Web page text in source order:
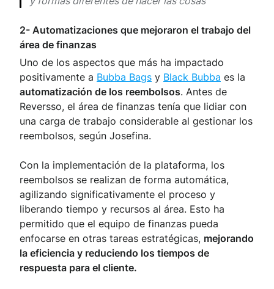
2- Automatizaciones que mejoraron el trabajo del
área de finanzas
Uno de los aspectos que más ha impactado
positivamente a Bubba Bags y Black Bubba es la
automatización de los reembolsos. Antes de
Reversso, el área de finanzas tenía que lidiar con
una carga de trabajo considerable al gestionar los
reembolsos, según Josefina.
Con la implementación de la plataforma, los
reembolsos se realizan de forma automática,
agilizando significativamente el proceso y
liberando tiempo y recursos al área. Esto ha
permitido que el equipo de finanzas pueda
enfocarse en otras tareas estratégicas, mejorando
la eficiencia y reduciendo los tiempos de
respuesta para el cliente.